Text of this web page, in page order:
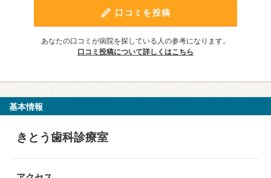
口コミを投稿
あなたの口コミが病院を探している人の参考になります。
口コミ投稿について詳しくはこちら
基本情報
きとう歯科診療室